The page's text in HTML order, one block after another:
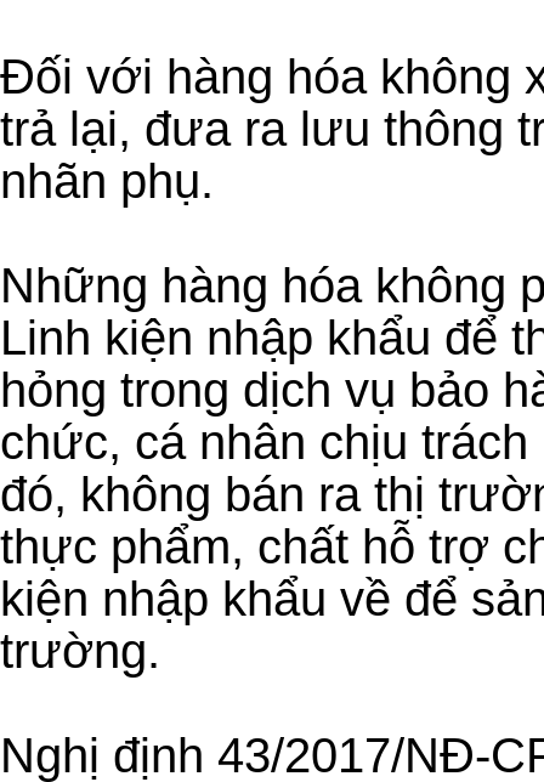
Đối với hàng hóa không
trả lại, đưa ra lưu thông
nhãn phụ.
Những hàng hóa không
Linh kiện nhập khẩu để
hỏng trong dịch vụ bảo
chức, cá nhân chịu
đó, không bán ra thị
thực phẩm, chất hỗ trợ
kiện nhập khẩu về để
trường.
Nghị định 43/2017/NĐ-